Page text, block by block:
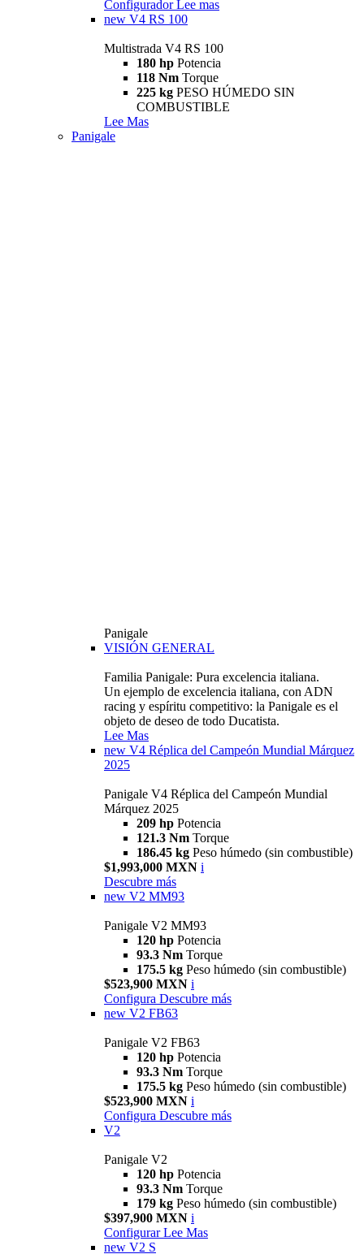
Configurador Lee mas
new V4 RS 100
Multistrada V4 RS 100
180 hp Potencia
118 Nm Torque
225 kg PESO HÚMEDO SIN
COMBUSTIBLE
Lee Mas
Panigale
Panigale
VISIÓN GENERAL
Familia Panigale: Pura excelencia italiana.
Un ejemplo de excelencia italiana, con ADN
racing y espíritu competitivo: la Panigale es el
objeto de deseo de todo Ducatista.
Lee Mas
new V4 Réplica del Campeón Mundial Márquez
2025
Panigale V4 Réplica del Campeón Mundial
Márquez 2025
209 hp Potencia
121.3 Nm Torque
186.45 kg Peso húmedo (sin combustible)
$1,993,000 MXN i
Descubre más
new V2 MM93
Panigale V2 MM93
120 hp Potencia
93.3 Nm Torque
175.5 kg Peso húmedo (sin combustible)
$523,900 MXN i
Configura Descubre más
new V2 FB63
Panigale V2 FB63
120 hp Potencia
93.3 Nm Torque
175.5 kg Peso húmedo (sin combustible)
$523,900 MXN i
Configura Descubre más
V2
Panigale V2
120 hp Potencia
93.3 Nm Torque
179 kg Peso húmedo (sin combustible)
$397,900 MXN i
Configurar Lee Mas
new V2 S